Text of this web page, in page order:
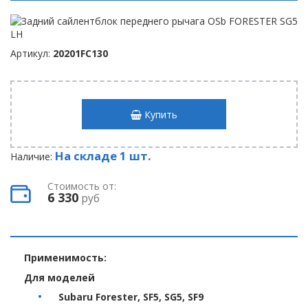
Артикул: 20201FC130
Купить
Наличие: На складе 1 шт.
Стоимость от:
6 330 руб
Применимость:
Для моделей
Subaru Forester, SF5, SG5, SF9